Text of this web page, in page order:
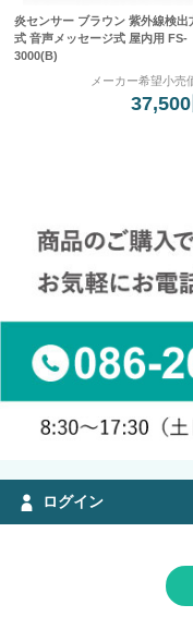
炎センサー ブラウン 紫外線検出
式 音声メッセージ式 屋内用 FS-
3000(B)
メーカー希望小売
37,500
ログイン